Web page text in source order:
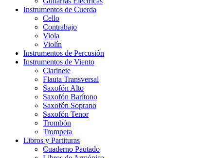
Instrumentos de Cuerda
Cello
Contrabajo
Viola
Violín
Instrumentos de Percusión
Instrumentos de Viento
Clarinete
Flauta Transversal
Saxofón Alto
Saxofón Barítono
Saxofón Soprano
Saxofón Tenor
Trombón
Trompeta
Libros y Partituras
Cuaderno Pautado